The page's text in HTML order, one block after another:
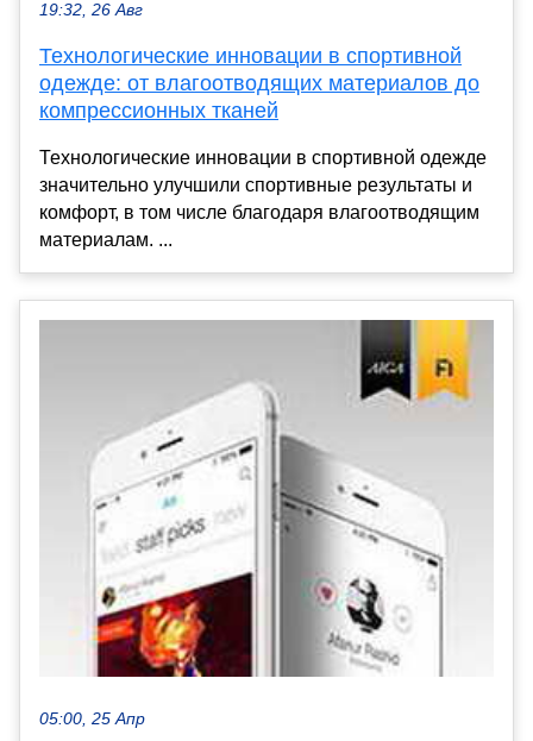
19:32, 26 Авг
Технологические инновации в спортивной
одежде: от влагоотводящих материалов до
компрессионных тканей
Технологические инновации в спортивной одежде
значительно улучшили спортивные результаты и
комфорт, в том числе благодаря влагоотводящим
материалам. ...
05:00, 25 Апр